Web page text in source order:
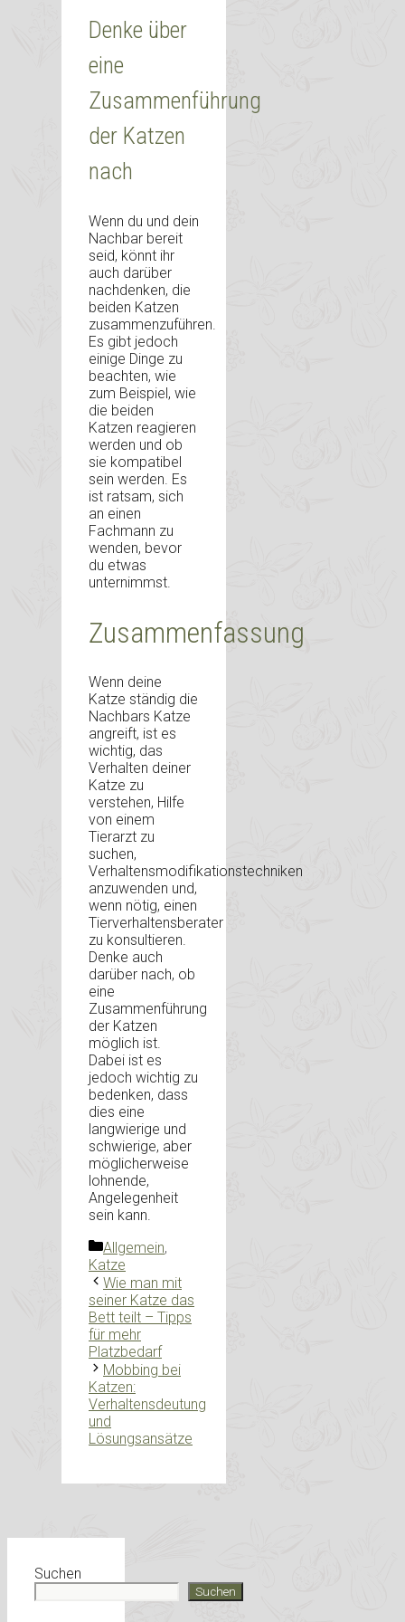
Denke über
eine
Zusammenführung
der Katzen
nach
Wenn du und dein
Nachbar bereit
seid, könnt ihr
auch darüber
nachdenken, die
beiden Katzen
zusammenzuführen.
Es gibt jedoch
einige Dinge zu
beachten, wie
zum Beispiel, wie
die beiden
Katzen reagieren
werden und ob
sie kompatibel
sein werden. Es
ist ratsam, sich
an einen
Fachmann zu
wenden, bevor
du etwas
unternimmst.
Zusammenfassung
Wenn deine
Katze ständig die
Nachbars Katze
angreift, ist es
wichtig, das
Verhalten deiner
Katze zu
verstehen, Hilfe
von einem
Tierarzt zu
suchen,
Verhaltensmodifikationstechniken
anzuwenden und,
wenn nötig, einen
Tierverhaltensberater
zu konsultieren.
Denke auch
darüber nach, ob
eine
Zusammenführung
der Katzen
möglich ist.
Dabei ist es
jedoch wichtig zu
bedenken, dass
dies eine
langwierige und
schwierige, aber
möglicherweise
lohnende,
Angelegenheit
sein kann.
Kategorien
Allgemein,
Katze
Wie man mit
seiner Katze das
Bett teilt – Tipps
für mehr
Platzbedarf
Mobbing bei
Katzen:
Verhaltensdeutung
und
Lösungsansätze
Suchen
Suchen